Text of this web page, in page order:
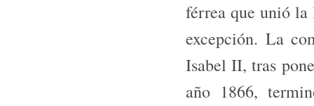
férrea que unió
excepción. La
Isabel II, tras
año 1866,